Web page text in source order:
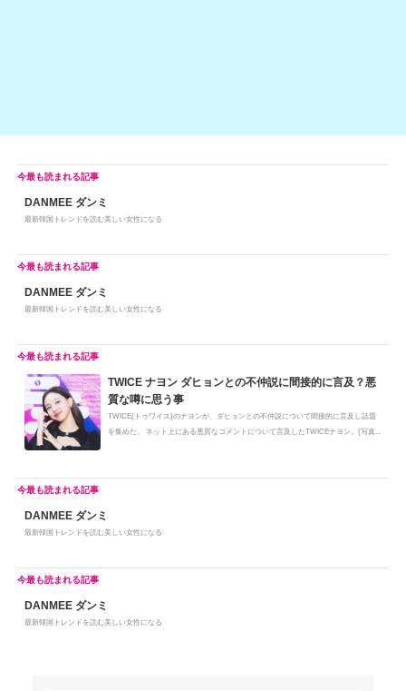
DANMEE ダンミ
最新韓国トレンドを読む美しい女性になる
DANMEE ダンミ
最新韓国トレンドを読む美しい女性になる
TWICE ナヨン ダヒョンとの不仲説に間接的に言及？悪
質な噂に思う事
TWICE(トゥワイス)のナヨンが、ダヒョンとの不仲説について間接的に言及し話題
を集めた。 ネット上にある悪質なコメントについて言及したTWICEナヨン。(写真...
DANMEE ダンミ
最新韓国トレンドを読む美しい女性になる
DANMEE ダンミ
最新韓国トレンドを読む美しい女性になる